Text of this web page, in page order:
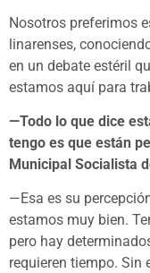
Nosotros preferimos
linarenses,
en un debate estéril
estamos aquí para
—Todo lo que dice
tengo es que están
Municipal Socialista
—Esa es su
estamos muy bien.
pero hay
requieren tiempo. Sin